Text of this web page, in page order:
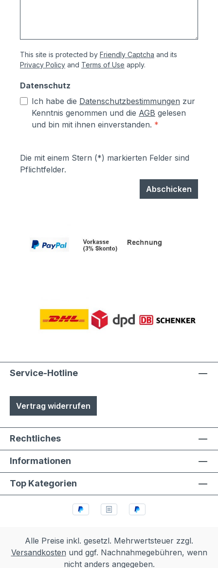
This site is protected by Friendly Captcha and its
Privacy Policy and Terms of Use apply.
Datenschutz
Ich habe die Datenschutzbestimmungen zur
Kenntnis genommen und die AGB gelesen
und bin mit ihnen einverstanden. *
Die mit einem Stern (*) markierten Felder sind
Pflichtfelder.
Abschicken
Service-Hotline
Vertrag widerrufen
Rechtliches
Informationen
Top Kategorien
Alle Preise inkl. gesetzl. Mehrwertsteuer zzgl.
Versandkosten und ggf. Nachnahmegebühren, wenn
nicht anders angegeben.